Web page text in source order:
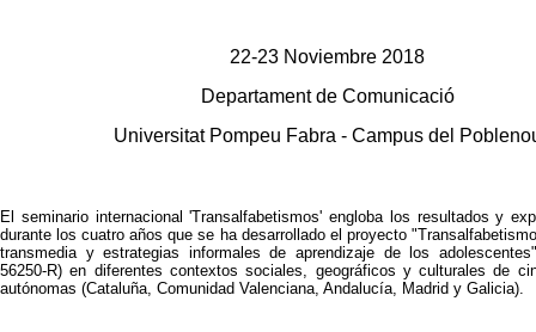
22-23 Noviembre 2018
Departament de Comunicació
Universitat Pompeu Fabra - Campus del
El seminario internacional 'Transalfabetismos' engloba los resultados y
durante los cuatro años que se ha desarrollado el proyecto
transmedia y estrategias informales de aprendizaje de los
56250-R) en diferentes contextos sociales, geográficos y culturales de
autónomas (Cataluña, Comunidad Valenciana, Andalucía, Madrid y Galicia).